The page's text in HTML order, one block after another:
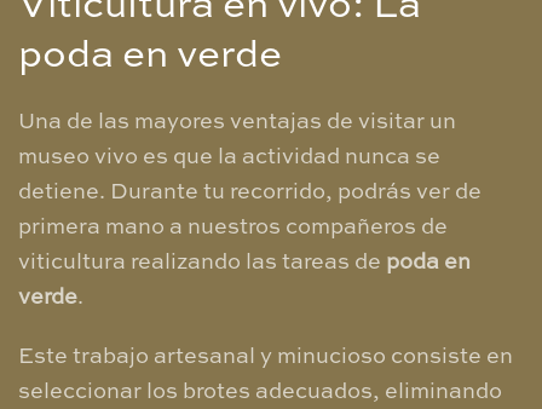
poda en verde
​Una de las mayores ventajas de visitar un
museo vivo es que la actividad nunca se
detiene. Durante tu recorrido, podrás ver de
primera mano a nuestros compañeros de
viticultura realizando las tareas de poda en
verde.
​Este trabajo artesanal y minucioso consiste en
seleccionar los brotes adecuados, eliminando